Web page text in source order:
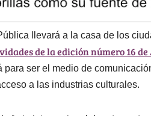
llevará a la casa de los
de la edición número 16 de
ser el medio de
a las industrias culturales.